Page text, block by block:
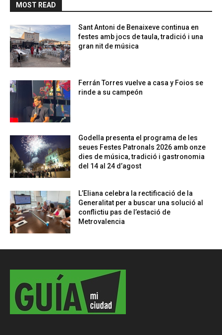
MOST READ
Sant Antoni de Benaixeve continua en
festes amb jocs de taula, tradició i una
gran nit de música
Ferrán Torres vuelve a casa y Foios se
rinde a su campeón
Godella presenta el programa de les
seues Festes Patronals 2026 amb onze
dies de música, tradició i gastronomia
del 14 al 24 d’agost
L’Eliana celebra la rectificació de la
Generalitat per a buscar una solució al
conflictiu pas de l’estació de
Metrovalencia